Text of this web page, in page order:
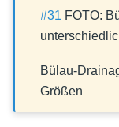
#31 FOTO:
Bülau-
Größen